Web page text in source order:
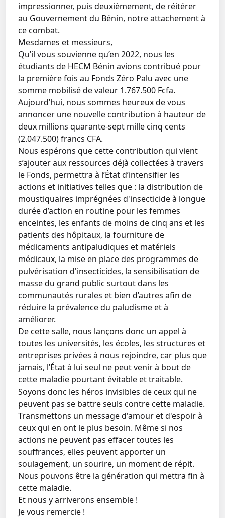
impressionner, puis deuxièmement, de réitérer
au Gouvernement du Bénin, notre attachement à
ce combat.
Mesdames et messieurs,
Qu’il vous souvienne qu’en 2022, nous les
étudiants de HECM Bénin avions contribué pour
la première fois au Fonds Zéro Palu avec une
somme mobilisé de valeur 1.767.500 Fcfa.
Aujourd’hui, nous sommes heureux de vous
annoncer une nouvelle contribution à hauteur de
deux millions quarante-sept mille cinq cents
(2.047.500) francs CFA.
Nous espérons que cette contribution qui vient
s’ajouter aux ressources déjà collectées à travers
le Fonds, permettra à l’État d’intensifier les
actions et initiatives telles que : la distribution de
moustiquaires imprégnées d'insecticide à longue
durée d’action en routine pour les femmes
enceintes, les enfants de moins de cinq ans et les
patients des hôpitaux, la fourniture de
médicaments antipaludiques et matériels
médicaux, la mise en place des programmes de
pulvérisation d'insecticides, la sensibilisation de
masse du grand public surtout dans les
communautés rurales et bien d’autres afin de
réduire la prévalence du paludisme et à
améliorer.
De cette salle, nous lançons donc un appel à
toutes les universités, les écoles, les structures et
entreprises privées à nous rejoindre, car plus que
jamais, l’État à lui seul ne peut venir à bout de
cette maladie pourtant évitable et traitable.
Soyons donc les héros invisibles de ceux qui ne
peuvent pas se battre seuls contre cette maladie.
Transmettons un message d'amour et d'espoir à
ceux qui en ont le plus besoin. Même si nos
actions ne peuvent pas effacer toutes les
souffrances, elles peuvent apporter un
soulagement, un sourire, un moment de répit.
Nous pouvons être la génération qui mettra fin à
cette maladie.
Et nous y arriverons ensemble !
Je vous remercie !